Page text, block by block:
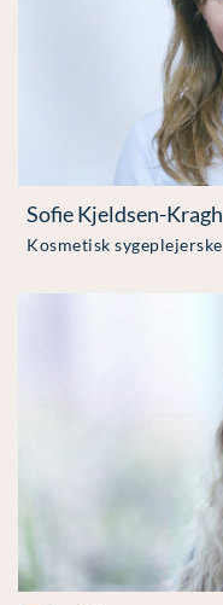
Sofie Kjeldsen-Kragh
Kosmetisk sygeplejerske